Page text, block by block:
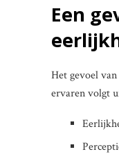
Een
Het gevoel
ervaren volgt